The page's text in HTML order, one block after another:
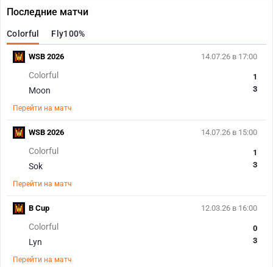
Последние матчи
Colorful Fly100%
14.07.26 в 17:00
Colorful
Moon
1
3
Перейти на матч
WSB 2026
14.07.26 в 15:00
Colorful
Sok
1
3
Перейти на матч
WSB 2026
12.03.26 в 16:00
Colorful
Lyn
0
3
Перейти на матч
B Cup